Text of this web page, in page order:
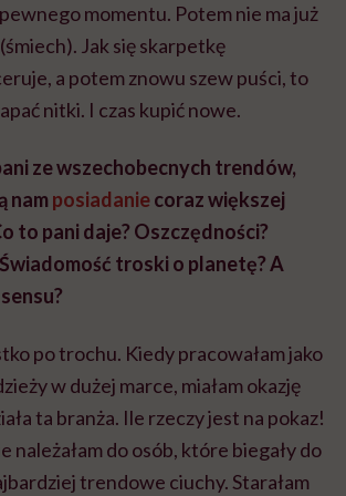
momentu. Potem nie ma już
Jak się skarpetkę
a potem znowu szew puści, to
nitki. I czas kupić nowe.
ze wszechobecnych trendów,
nam posiadaniecoraz większej
to pani daje? Oszczędności?
troski o planetę? A
po trochu. Kiedy pracowałam jako
w dużej marce, miałam okazję
ta branża. Ile rzeczy jest na pokaz!
należałam do osób, które biegały do
trendowe ciuchy. Starałam